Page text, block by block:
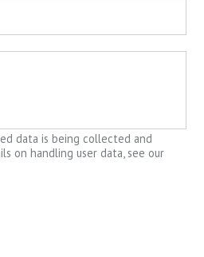
data is being collected and
on handling user data, see our